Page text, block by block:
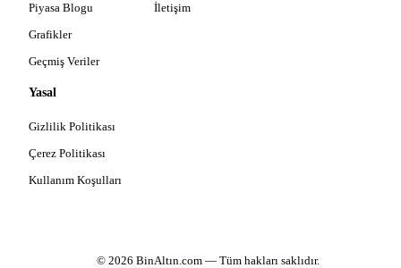
Piyasa Blogu
Grafikler
Geçmiş Veriler
İletişim
Yasal
Gizlilik Politikası
Çerez Politikası
Kullanım Koşulları
© 2026 BinAltın.com— Tüm hakları saklıdır.